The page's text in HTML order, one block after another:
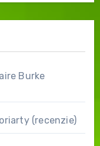
Burke
(recenzie)